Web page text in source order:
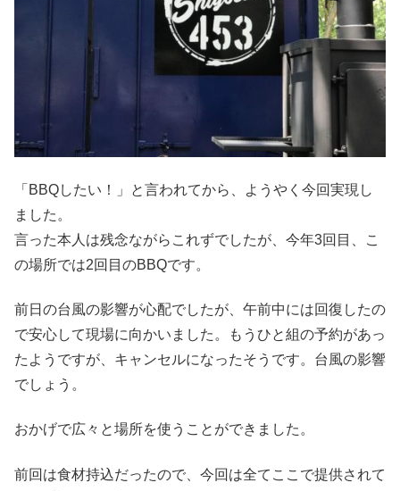
「BBQしたい！」と言われてから、ようやく今回実現し
ました。
言った本人は残念ながらこれずでしたが、今年3回目、こ
の場所では2回目のBBQです。
前日の台風の影響が心配でしたが、午前中には回復したの
で安心して現場に向かいました。もうひと組の予約があっ
たようですが、キャンセルになったそうです。台風の影響
でしょう。
おかげで広々と場所を使うことができました。
前回は食材持込だったので、今回は全てここで提供されて